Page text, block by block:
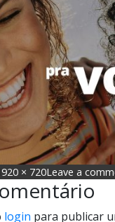
× 720Leave a
login para publicar